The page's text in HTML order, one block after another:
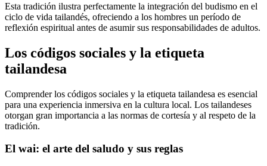
Esta tradición ilustra perfectamente la integración del budismo en el
ciclo de vida tailandés, ofreciendo a los hombres un período de
reflexión espiritual antes de asumir sus responsabilidades de adultos.
Los códigos sociales y la etiqueta
tailandesa
Comprender los códigos sociales y la etiqueta tailandesa es esencial
para una experiencia inmersiva en la cultura local. Los tailandeses
otorgan gran importancia a las normas de cortesía y al respeto de la
tradición.
El wai: el arte del saludo y sus reglas